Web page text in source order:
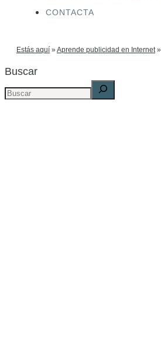
CONTACTA
Estás aquí » Aprende publicidad en Internet»
Buscar